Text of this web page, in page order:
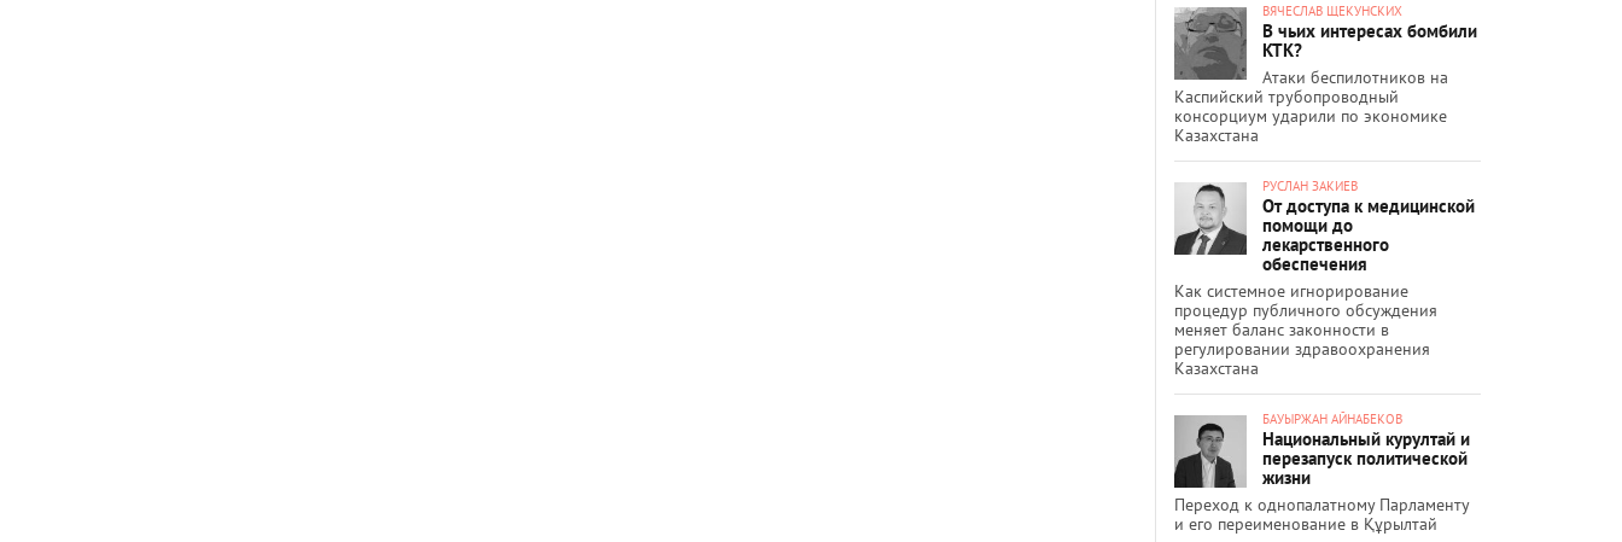
ВЯЧЕСЛАВ ЩЕКУНСКИХ
В чьих интересах бомбили
КТК?
Атаки беспилотников на
Каспийский трубопроводный
консорциум ударили по экономике
Казахстана
РУСЛАН ЗАКИЕВ
От доступа к медицинской
помощи до
лекарственного
обеспечения
Как системное игнорирование
процедур публичного обсуждения
меняет баланс законности в
регулировании здравоохранения
Казахстана
БАУЫРЖАН АЙНАБЕКОВ
Национальный курултай и
перезапуск политической
жизни
Переход к однопалатному Парламенту
и его переименование в Құрылтай